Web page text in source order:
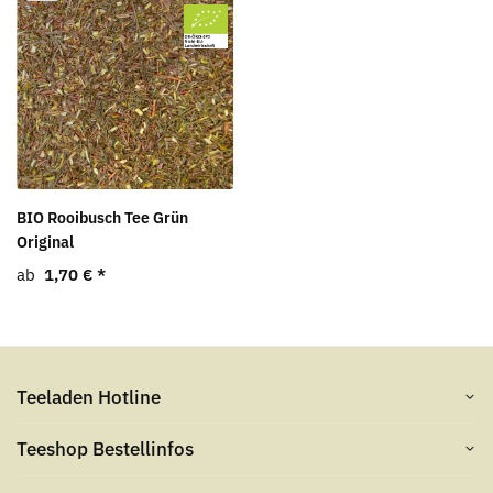
BIO Rooibusch Tee Grün
Original
ab 1,70 € *
Teeladen Hotline
Teeshop Bestellinfos